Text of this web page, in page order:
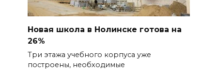
Новая школа в Нолинске готова на
26%
Три этажа учебного корпуса уже
построены, необходимые